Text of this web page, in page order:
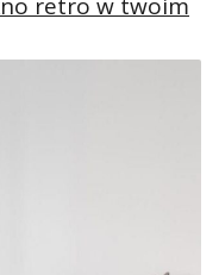
retro w twoim